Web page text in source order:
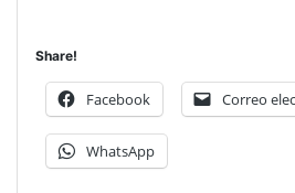
Share!
Facebook Correo
WhatsApp